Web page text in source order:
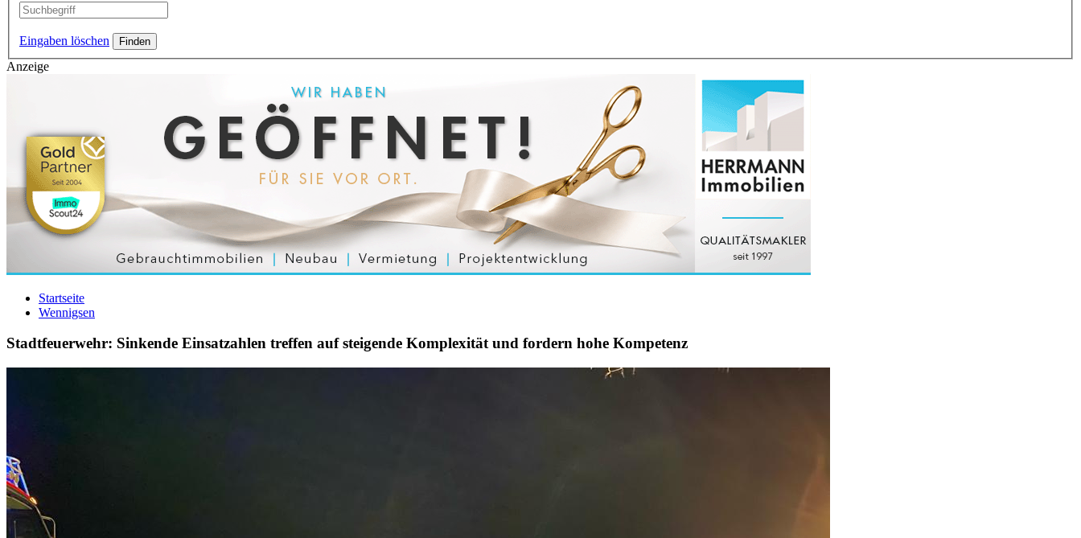
Eingaben löschen
Anzeige
Startseite
Wennigsen
Stadtfeuerwehr: Sinkende Einsatzahlen treffen auf steigende Komplexität und fordern hohe Kompetenz